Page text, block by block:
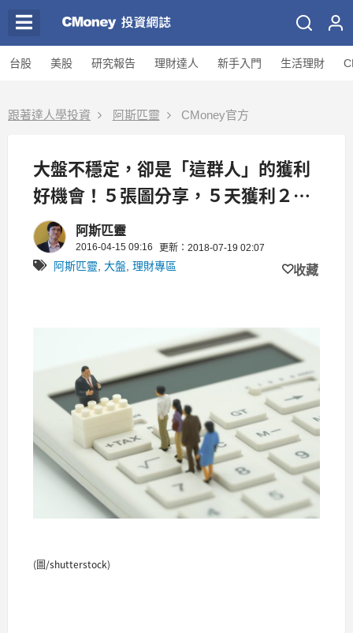
台股 美股 研究報告 理財達人 新手入門 生活理財
跟著達人學投資 阿斯匹靈 CMoney官方
大盤不穩定，卻是「這群人」的獲利
好機會！５張圖分享，５天獲利２萬
元，打造「穩定現金流」！
阿斯匹靈
2016-04-15 09:16 更新：2018-07-19 02:07
阿斯匹靈 大盤 理財專區 收藏
(圖/shutterstock)